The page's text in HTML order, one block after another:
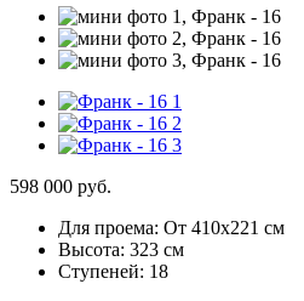
598 000 руб.
Для проема: От 410х221 см
Высота: 323 см
Ступеней: 18